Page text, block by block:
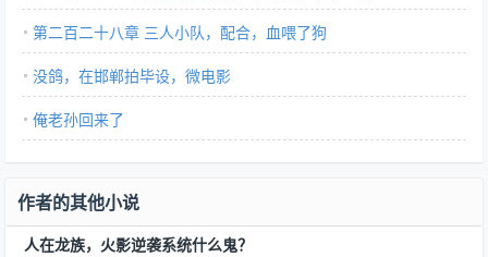
第二百二十八章 三人小队，配合，血喂了狗
没鸽，在邯郸拍毕设，微电影
俺老孙回来了
作者的其他小说
人在龙族，火影逆袭系统什么鬼？